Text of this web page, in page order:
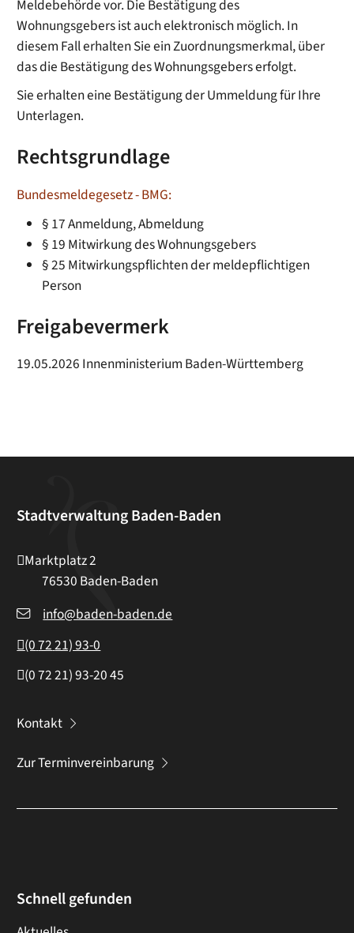
Meldebehörde vor. Die Bestätigung des
Wohnungsgebers ist auch elektronisch möglich. In
diesem Fall erhalten Sie ein Zuordnungsmerkmal, über
das die Bestätigung des Wohnungsgebers erfolgt.
Sie erhalten eine Bestätigung der Ummeldung für Ihre
Unterlagen.
Rechtsgrundlage
Bundesmeldegesetz - BMG:
§ 17 Anmeldung, Abmeldung
§ 19 Mitwirkung des Wohnungsgebers
§ 25 Mitwirkungspflichten der meldepflichtigen
Person
Freigabevermerk
19.05.2026 Innenministerium Baden-Württemberg
Stadtverwaltung Baden-Baden
Marktplatz 2
76530 Baden-Baden
info@baden-baden.de
(07221) 93-0
(07221) 93-2045
Kontakt
Zur Terminvereinbarung
Schnell gefunden